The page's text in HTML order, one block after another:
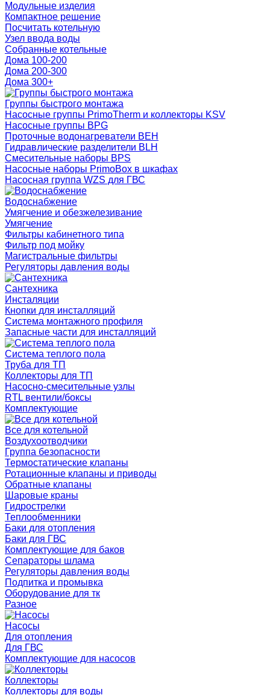
Модульные изделия
Компактное решение
Посчитать котельную
Узел ввода воды
Собранные котельные
Дома 100-200
Дома 200-300
Дома 300+
Группы быстрого монтажа
Насосные группы PrimoTherm и коллекторы KSV
Насосные группы BPG
Проточные водонагреватели BEH
Гидравлические разделители BLH
Смесительные наборы BPS
Насосные наборы PrimoBox в шкафах
Насосная группа WZS для ГВС
Водоснабжение
Умягчение и обезжелезивание
Умягчение
Фильтры кабинетного типа
Фильтр под мойку
Магистральные фильтры
Регуляторы давления воды
Сантехника
Инсталяции
Кнопки для инсталляций
Система монтажного профиля
Запасные части для инсталляций
Система теплого пола
Труба для ТП
Коллекторы для ТП
Насосно-смесительные узлы
RTL вентили/боксы
Комплектующие
Все для котельной
Воздухоотводчики
Группа безопасности
Термостатические клапаны
Ротационные клапаны и приводы
Обратные клапаны
Шаровые краны
Гидрострелки
Теплообменники
Баки для отопления
Баки для ГВС
Комплектующие для баков
Сепараторы шлама
Регуляторы давления воды
Подпитка и промывка
Оборудование для тк
Разное
Насосы
Для отопления
Для ГВС
Комплектующие для насосов
Коллекторы
Коллекторы для воды